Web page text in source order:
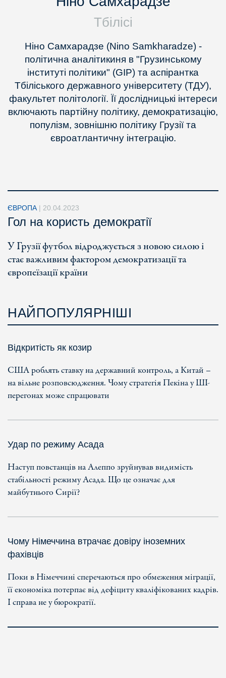
Тбілісі
Ніно Самхарадзе (Nino Samkharadze) -
політична аналітикиня в "Грузинському
інституті політики" (GIP) та аспірантка
Тбіліського державного університету (ТДУ),
факультет політології. Її дослідницькі інтереси
включають партійну політику, демократизацію,
популізм, зовнішню політику Грузії та
євроатлантичну інтеграцію.
ЄВРОПА | 20.04.2023
Гол на користь демократії
У Грузії футбол відроджується з новою силою і
стає важливим фактором демократизації та
європеїзації країни
НАЙПОПУЛЯРНІШІ
Відкритість як козир
США роблять ставку на державний контроль, а Китай –
на вільне розповсюдження. Чому стратегія Пекіна у ШІ-
перегонах може спрацювати
Удар по режиму Асада
Наступ повстанців на Алеппо зруйнував видимість
стабільності режиму Асада. Що це означає для
майбутнього Сирії?
Чому Німеччина втрачає довіру іноземних
фахівців
Поки в Німеччині сперечаються про обмеження міграції,
її економіка потерпає від дефіциту кваліфікованих кадрів.
І справа не у бюрократії.